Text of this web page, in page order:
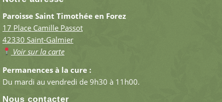
Paroisse Saint Timothée en Forez
17 Place Camille Passot
42330 Saint-Galmier
Voir sur la carte
Permanences à la cure :
Du mardi au vendredi de 9h30 à 11h00.
Nous contacter